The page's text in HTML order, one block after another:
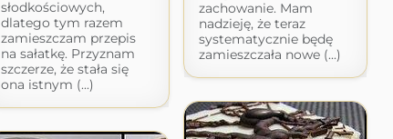
zachowanie. Mam
nadzieję, że teraz
systematycznie będę
zamieszczała nowe (...)
słodkościowych,
dlatego tym razem
zamieszczam przepis
na sałatkę. Przyznam
szczerze, że stała się
ona istnym (...)